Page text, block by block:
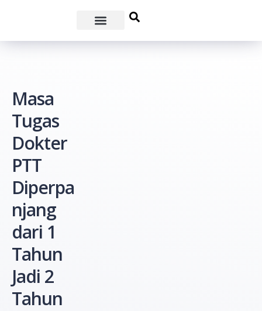
Masa
Tugas
Dokter
PTT
Diperpa
njang
dari 1
Tahun
Jadi 2
Tahun